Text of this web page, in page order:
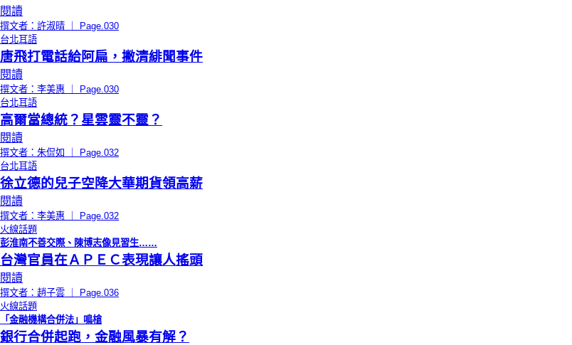
閱讀
撰文者：許淑晴 ｜ Page.030
台北耳語
唐飛打電話給阿扁，撇清緋聞事件
閱讀
撰文者：李美惠 ｜ Page.030
台北耳語
高爾當總統？星雲靈不靈？
閱讀
撰文者：朱侃如 ｜ Page.032
台北耳語
徐立德的兒子空降大華期貨領高薪
閱讀
撰文者：李美惠 ｜ Page.032
火線話題
彭淮南不善交際、陳博志像見習生……
台灣官員在ＡＰＥＣ表現讓人搖頭
閱讀
撰文者：趙子雲 ｜ Page.036
火線話題
「金融機構合併法」鳴槍
銀行合併起跑，金融風暴有解？